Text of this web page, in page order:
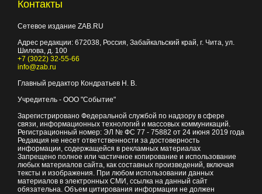
Контакты
Сетевое издание ZAB.RU
Адрес редакции: 672038, Россия, Забайкальский край, г. Чита, ул.
Шилова, д. 100
+7 (3022) 32-55-66
info@zab.ru
Главный редактор Кондратьев Н. В.
Учредитель - ООО "Событие"
Зарегистрировано Федеральной службой по надзору в сфере
связи, информационных технологий и массовых коммуникаций.
Регистрационный номер: ЭЛ № ФС 77 - 75882 от 24 июня 2019 года
Редакция не несет ответственности за достоверность
информации, содержащейся в рекламных материалах
Запрещено полное или частичное копирование и использование
любых материалов сайта, как составных произведений, включая
тексты и изображения. При любом использовании данных
материалов в электронных СМИ, ссылка на данный сайт
обязательна. Объем цитирования информации не должен